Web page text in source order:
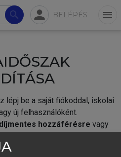
search person BELÉPÉS menu
lépj be a saját fiókoddal, iskolai
új felhasználóként.
hozzáférésre vagy